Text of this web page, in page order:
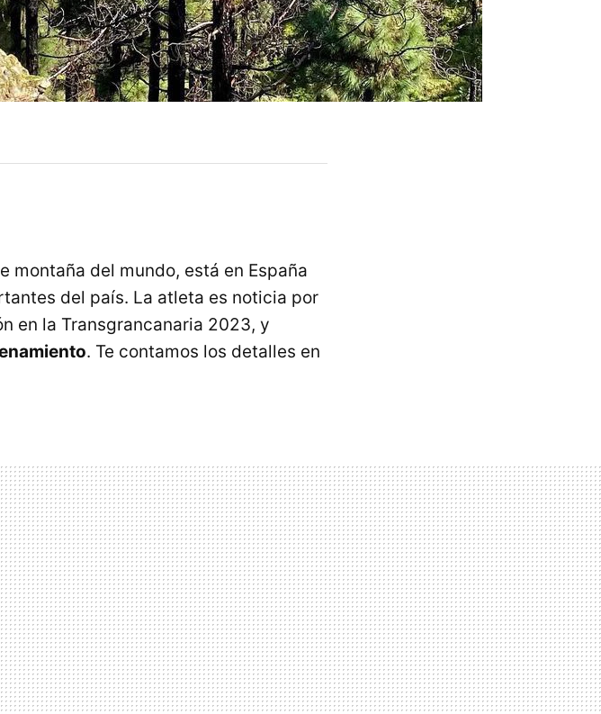
montaña del mundo, está en España
del país. La atleta es noticia por
en la Transgrancanaria 2023, y
. Te contamos los detalles en